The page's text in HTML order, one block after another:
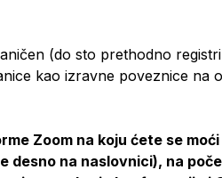
(do sto prethodno
kao izravne poveznice na
Zoom na koju ćete se
desno na naslovnici), na